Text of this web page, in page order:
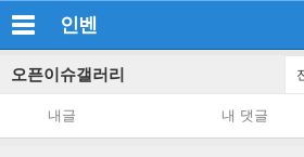
인벤
오픈이슈갤러리
내글 내 댓글